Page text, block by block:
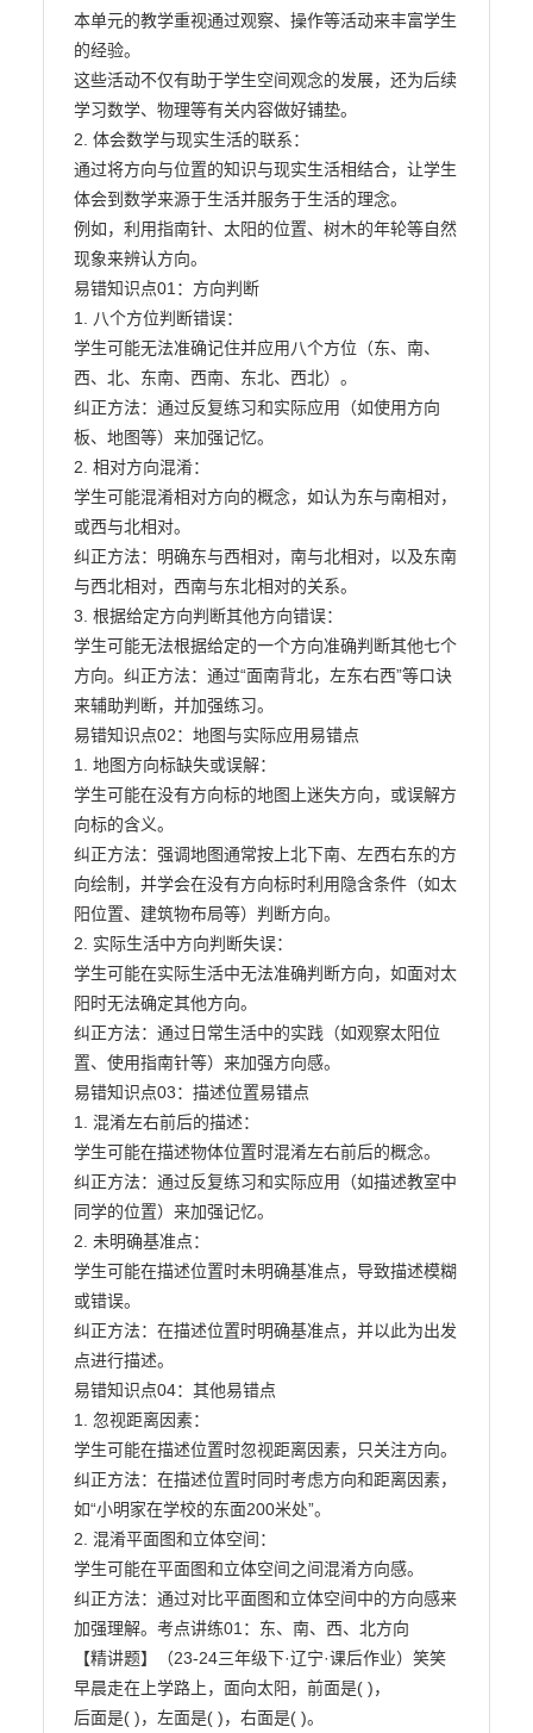
本单元的教学重视通过观察、操作等活动来丰富学生
的经验。
这些活动不仅有助于学生空间观念的发展，还为后续
学习数学、物理等有关内容做好铺垫。
2. 体会数学与现实生活的联系：
通过将方向与位置的知识与现实生活相结合，让学生
体会到数学来源于生活并服务于生活的理念。
例如，利用指南针、太阳的位置、树木的年轮等自然
现象来辨认方向。
易错知识点01：方向判断
1. 八个方位判断错误：
学生可能无法准确记住并应用八个方位（东、南、
西、北、东南、西南、东北、西北）。
纠正方法：通过反复练习和实际应用（如使用方向
板、地图等）来加强记忆。
2. 相对方向混淆：
学生可能混淆相对方向的概念，如认为东与南相对，
或西与北相对。
纠正方法：明确东与西相对，南与北相对，以及东南
与西北相对，西南与东北相对的关系。
3. 根据给定方向判断其他方向错误：
学生可能无法根据给定的一个方向准确判断其他七个
方向。纠正方法：通过“面南背北，左东右西”等口诀
来辅助判断，并加强练习。
易错知识点02：地图与实际应用易错点
1. 地图方向标缺失或误解：
学生可能在没有方向标的地图上迷失方向，或误解方
向标的含义。
纠正方法：强调地图通常按上北下南、左西右东的方
向绘制，并学会在没有方向标时利用隐含条件（如太
阳位置、建筑物布局等）判断方向。
2. 实际生活中方向判断失误：
学生可能在实际生活中无法准确判断方向，如面对太
阳时无法确定其他方向。
纠正方法：通过日常生活中的实践（如观察太阳位
置、使用指南针等）来加强方向感。
易错知识点03：描述位置易错点
1. 混淆左右前后的描述：
学生可能在描述物体位置时混淆左右前后的概念。
纠正方法：通过反复练习和实际应用（如描述教室中
同学的位置）来加强记忆。
2. 未明确基准点：
学生可能在描述位置时未明确基准点，导致描述模糊
或错误。
纠正方法：在描述位置时明确基准点，并以此为出发
点进行描述。
易错知识点04：其他易错点
1. 忽视距离因素：
学生可能在描述位置时忽视距离因素，只关注方向。
纠正方法：在描述位置时同时考虑方向和距离因素，
如“小明家在学校的东面200米处”。
2. 混淆平面图和立体空间：
学生可能在平面图和立体空间之间混淆方向感。
纠正方法：通过对比平面图和立体空间中的方向感来
加强理解。考点讲练01：东、南、西、北方向
【精讲题】（23-24三年级下·辽宁·课后作业）笑笑
早晨走在上学路上，面向太阳，前面是( )，
后面是( )，左面是( )，右面是( )。